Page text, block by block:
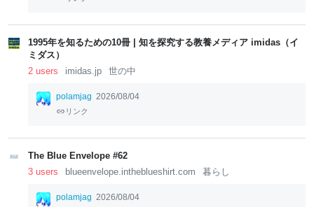
1995年を知るための10冊 | 知を探究する教養メディア imidas（イ
ミダス）
2 users
imidas.jp 世の中
polamjag 2026/08/04
リンク
The Blue Envelope #62
3 users
blueenvelope.intheblueshirt.com 暮らし
polamjag 2026/08/04